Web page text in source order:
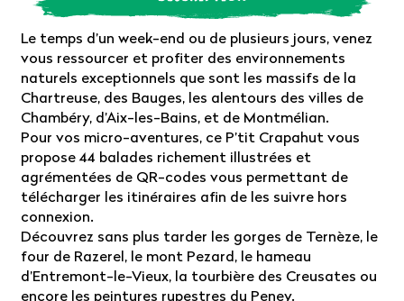
Le temps d’un week-end ou de plusieurs jours, venez
vous ressourcer et profiter des environnements
naturels exceptionnels que sont les massifs de la
Chartreuse, des Bauges, les alentours des villes de
Chambéry, d’Aix-les-Bains, et de Montmélian.
Pour vos micro-aventures, ce P’tit Crapahut vous
propose 44 balades richement illustrées et
agrémentées de QR-codes vous permettant de
télécharger les itinéraires afin de les suivre hors
connexion.
Découvrez sans plus tarder les gorges de Ternèze, le
four de Razerel, le mont Pezard, le hameau
d’Entremont-le-Vieux, la tourbière des Creusates ou
encore les peintures rupestres du Peney.